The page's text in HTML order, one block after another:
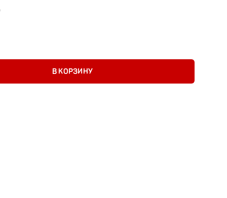
капс №14
В КОРЗИНУ